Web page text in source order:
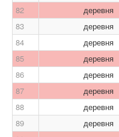
82
деревня
83
деревня
84
деревня
85
деревня
86
деревня
87
деревня
88
деревня
89
деревня